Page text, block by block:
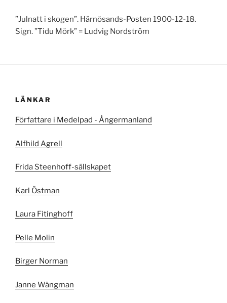
”Julnatt i skogen”. Härnösands-Posten 1900-12-18.
Sign. ”Tidu Mörk” = Ludvig Nordström
LÄNKAR
Författare i Medelpad - Ångermanland
Alfhild Agrell
Frida Steenhoff-sällskapet
Karl Östman
Laura Fitinghoff
Pelle Molin
Birger Norman
Janne Wängman